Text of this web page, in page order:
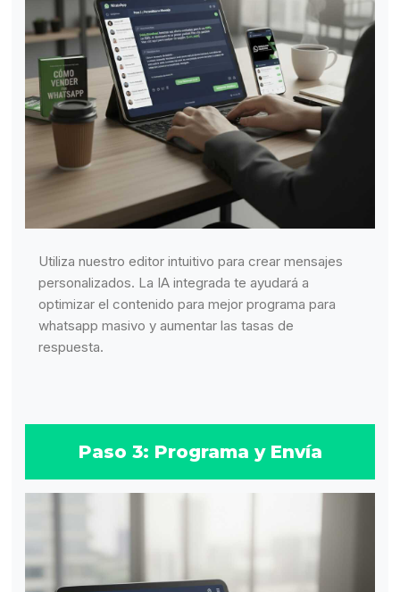
Utiliza nuestro editor intuitivo para crear mensajes
personalizados. La IA integrada te ayudará a
optimizar el contenido para mejor programa para
whatsapp masivo y aumentar las tasas de
respuesta.
Paso 3: Programa y Envía